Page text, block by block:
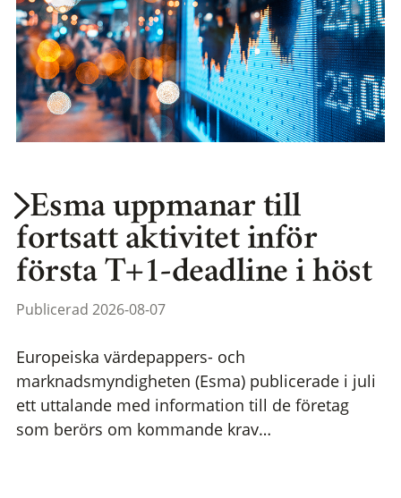
Esma uppmanar till
fortsatt aktivitet inför
första T+1-deadline i höst
Publicerad 2026-08-07
Europeiska värdepappers- och
marknadsmyndigheten (Esma) publicerade i juli
ett uttalande med information till de företag
som berörs om kommande krav…